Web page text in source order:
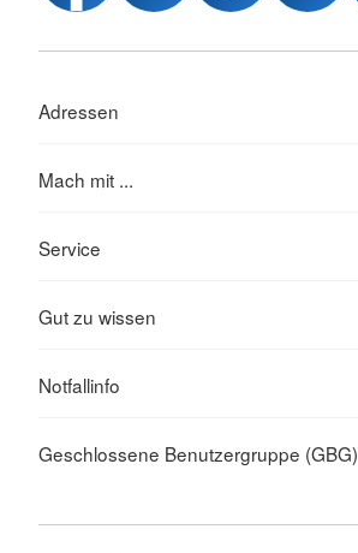
Adressen
Mach mit ...
Service
Gut zu wissen
Notfallinfo
Geschlossene Benutzergruppe (GBG)